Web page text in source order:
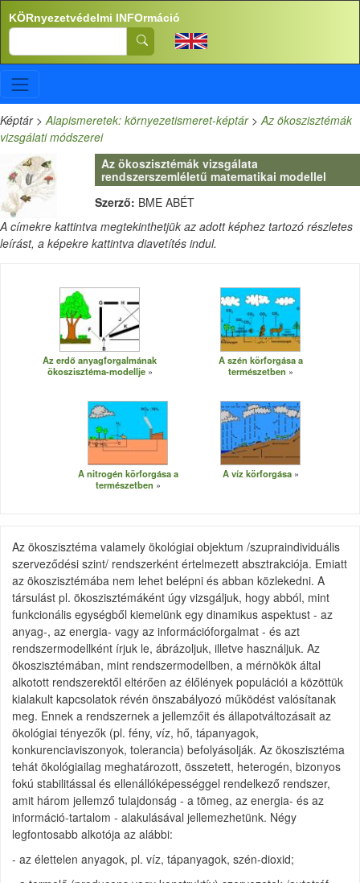
Ugrás a tartalomra
KÖRnyezetvédelmi INFOrmáció
Search
Képtár>Alapismeretek: környezetismeret-képtár>Az ökoszisztémák
vizsgálati módszerei
Az ökoszisztémák vizsgálata
rendszerszemléletű matematikai modellel
Szerző: BME ABÉT
A címekre kattintva megtekinthetjük az adott képhez tartozó részletes
leírást, a képekre kattintva diavetítés indul.
Az erdő anyagforgalmának
ökoszisztéma-modellje
A szén körforgása a
természetben
A nitrogén körforgása a
természetben
A víz körforgása
Az ökoszisztéma valamely ökológiai objektum /szupraindividuális
szerveződési szint/ rendszerként értelmezett absztrakciója. Emiatt
az ökoszisztémába nem lehet belépni és abban közlekedni. A
társulást pl. ökoszisztémáként úgy vizsgáljuk, hogy abból, mint
funkcionális egységből kiemelünk egy dinamikus aspektust - az
anyag-, az energia- vagy az információforgalmat - és azt
rendszermodellként írjuk le, ábrázoljuk, illetve használjuk. Az
ökoszisztémában, mint rendszermodellben, a mérnökök által
alkotott rendszerektől eltérően az élőlények populációi a közöttük
kialakult kapcsolatok révén önszabályozó működést valósítanak
meg. Ennek a rendszernek a jellemzőit és állapotváltozásait az
ökológiai tényezők (pl. fény, víz, hő, tápanyagok,
konkurenciaviszonyok, tolerancia) befolyásolják. Az ökoszisztéma
tehát ökológiailag meghatározott, összetett, heterogén, bizonyos
fokú stabilitással és ellenállóképességgel rendelkező rendszer,
amit három jellemző tulajdonság - a tömeg, az energia- és az
információ-tartalom - alakulásával jellemezhetünk. Négy
legfontosabb alkotója az alábbi:
- az élettelen anyagok, pl. víz, tápanyagok, szén-dioxid;